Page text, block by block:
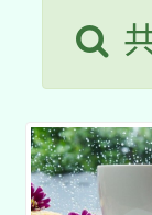
業
用
動
桃
開